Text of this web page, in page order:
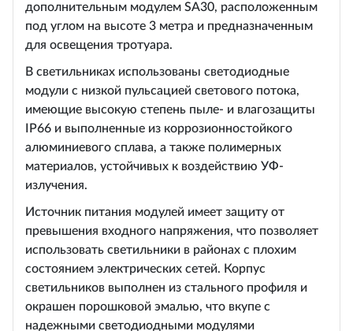
дополнительным модулем SA30, расположенным
под углом на высоте 3 метра и предназначенным
для освещения тротуара.
В светильниках использованы светодиодные
модули с низкой пульсацией светового потока,
имеющие высокую степень пыле- и влагозащиты
IP66 и выполненные из коррозионностойкого
алюминиевого сплава, а также полимерных
материалов, устойчивых к воздействию УФ-
излучения.
Источник питания модулей имеет защиту от
превышения входного напряжения, что позволяет
использовать светильники в районах с плохим
состоянием электрических сетей. Корпус
светильников выполнен из стального профиля и
окрашен порошковой эмалью, что вкупе с
надежными светодиодными модулями